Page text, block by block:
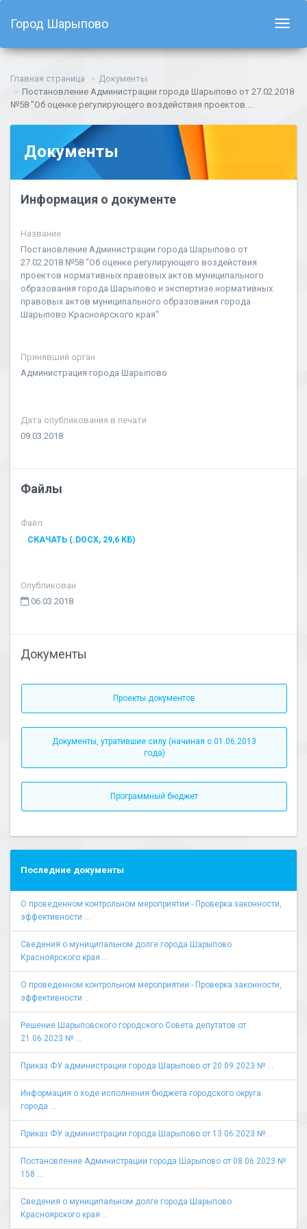
Город Шарыпово
Главная страница
Документы
Постановление Администрации города Шарыпово от 27.02.2018
№58 "Об оценке регулирующего воздействия проектов ...
Документы
Информация о документе
Название
Постановление Администрации города Шарыпово от
27.02.2018 №58 "Об оценке регулирующего воздействия
проектов нормативных правовых актов муниципального
образования города Шарыпово и экспертизе нормативных
правовых актов муниципального образования города
Шарыпово Красноярского края"
Принявший орган
Администрация города Шарыпово
Дата опубликования в печати
09.03.2018
Файлы
Файл
СКАЧАТЬ (.DOCX, 29,6 КБ)
Опубликован
06.03.2018
Документы
Проекты документов
Документы, утратившие силу (начиная с 01.06.2013
года)
Программный бюджет
Последние документы
О проведенном контрольном мероприятии - Проверка законности,
эффективности ...
Сведения о муниципальном долге города Шарыпово
Красноярского края ...
О проведенном контрольном мероприятии - Проверка законности,
эффективности ...
Решение Шарыповского городского Совета депутатов от
21.06.2023 № ...
Приказ ФУ администрации города Шарыпово от 20.09.2023 № ...
Информация о ходе исполнения бюджета городского округа
города ...
Приказ ФУ администрации города Шарыпово от 13.06.2023 № ...
Постановление Администрации города Шарыпово от 08.06.2023 №
158 ...
Сведения о муниципальном долге города Шарыпово
Красноярского края ...